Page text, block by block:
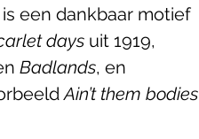
een dankbaar motief
days uit 1919,
Badlands, en
Ain’t them bodies